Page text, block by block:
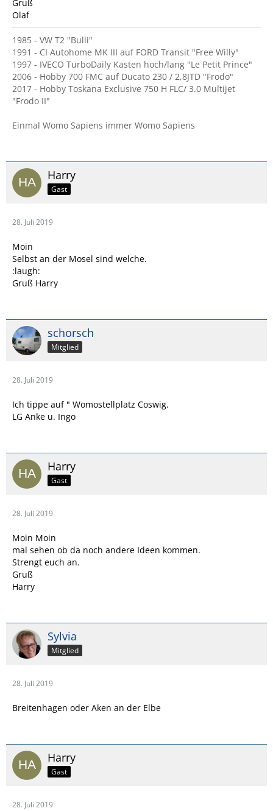
Gruß
Olaf
1985 - VW T2 "Bulli"
1991 - CI Autohome MK III auf FORD Transit "Free Willy"
1997 - IVECO TurboDaily Kasten hoch/lang "Le Petit Prince"
2006 - Hobby 700 FMC auf Ducato 230 / 2,8JTD "Frodo"
2017 - Hobby Toskana Exclusive 750 H FLC/ 3.0 Multijet
"Frodo II"
Einmal Womo Sapiens immer Womo Sapiens
Harry
Gast
28. Juli 2019
Moin
Selbst an der Mosel sind welche.
:laugh:
Gruß Harry
schorsch
Mitglied
28. Juli 2019
Ich tippe auf " Womostellplatz Coswig.
LG Anke u. Ingo
Harry
Gast
28. Juli 2019
Moin Moin
mal sehen ob da noch andere Ideen kommen.
Strengt euch an.
Gruß
Harry
Sylvia
Mitglied
28. Juli 2019
Breitenhagen oder Aken an der Elbe
Harry
Gast
28. Juli 2019